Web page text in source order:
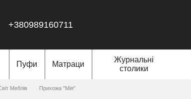
+380989160711
Пуфи Матраци
Журнальні
столики
Меблів Прихожа "Мія"